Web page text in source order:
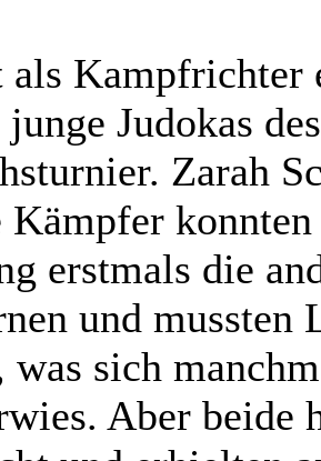
als Kampfrichter
Judokas
Zarah
Kämpfer
erstmals die
und mussten
was sich
Aber beide